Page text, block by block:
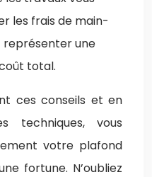
les frais de main-
représenter une
total.
ces conseils et en
techniques, vous
votre plafond
fortune. N’oubliez